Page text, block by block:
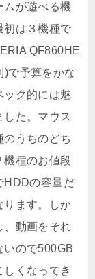
ムが遊べる機
初は３機種で
QF860HE
)で予算をかな
ック的には魅
た。マウス
うちのどち
機種のお値段
HDDの容量だ
ります。しか
、動画をそれ
いので500GB
くなってき